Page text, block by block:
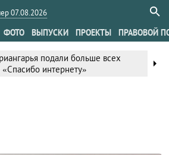
07.08.2026
ФОТО ВЫПУСКИ ПРОЕКТЫ ПРАВОВОЙ
подали больше всех
«Спасибо интернету»
arrow_right